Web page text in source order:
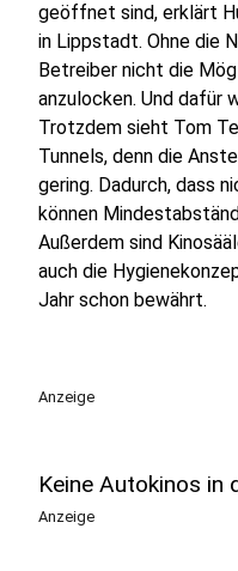
geöffnet sind, erklärt
in Lippstadt. Ohne die
Betreiber nicht die
anzulocken. Und dafür
Trotzdem sieht Tom
Tunnels, denn die
gering. Dadurch, dass
können
Außerdem sind
auch die
Jahr schon bewährt.
Anzeige
Keine Autokinos in
Anzeige